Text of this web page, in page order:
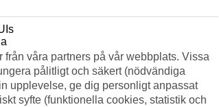
våra partners på vår webbplats. Vissa
pålitligt och säkert (nödvändiga
upplevelse, ge dig personligt anpassat
syfte (funktionella cookies, statistik och